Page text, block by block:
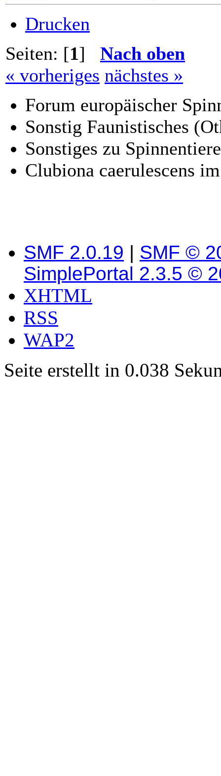
Drucken
Seiten: [1] Nach oben
« vorheriges nächstes »
Forum europäischer
Sonstig Faunistisches
Sonstiges zu
Clubiona caerulescens
SMF 2.0.19 | SMF ©
SimplePortal 2.3.5 ©
XHTML
RSS
WAP2
Seite erstellt in 0.038